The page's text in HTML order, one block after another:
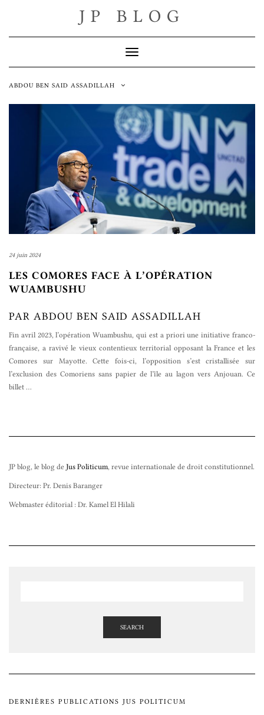
JP BLOG
Toggle Navigation
ABDOU BEN SAID ASSADILLAH
24 juin 2024
LES COMORES FACE À L’OPÉRATION
WUAMBUSHU
PAR ABDOU BEN SAID ASSADILLAH
Fin avril 2023, l’opération Wuambushu, qui est a priori une initiative franco-
française, a ravivé le vieux contentieux territorial opposant la France et les
Comores sur Mayotte. Cette fois-ci, l’opposition s’est cristallisée sur
l’exclusion des Comoriens sans papier de l’île au lagon vers Anjouan. Ce
billet …
JP blog, le blog de Jus Politicum, revue internationale de droit constitutionnel.
Directeur: Pr. Denis Baranger
Webmaster éditorial : Dr. Kamel El Hilali
SEARCH
DERNIÈRES PUBLICATIONS JUS POLITICUM